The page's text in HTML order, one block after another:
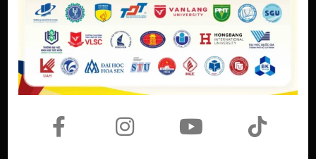
IELTS cam kết đầu ra
Thi thử IELTS
Học bổng IELTS sinh viên
Speaking Club
Lịch khai giảng